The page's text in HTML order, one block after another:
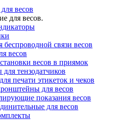
весов
связи весов
весов
весов в приямок
тензодатчиков
печати этикеток и чеков
для весов
показания весов
для весов